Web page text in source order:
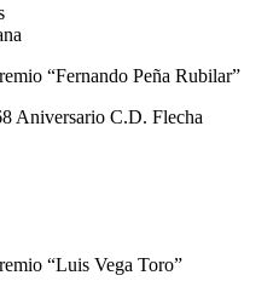
“Fernando Peña Rubilar”
Aniversario C.D. Flecha
“Luis Vega Toro”